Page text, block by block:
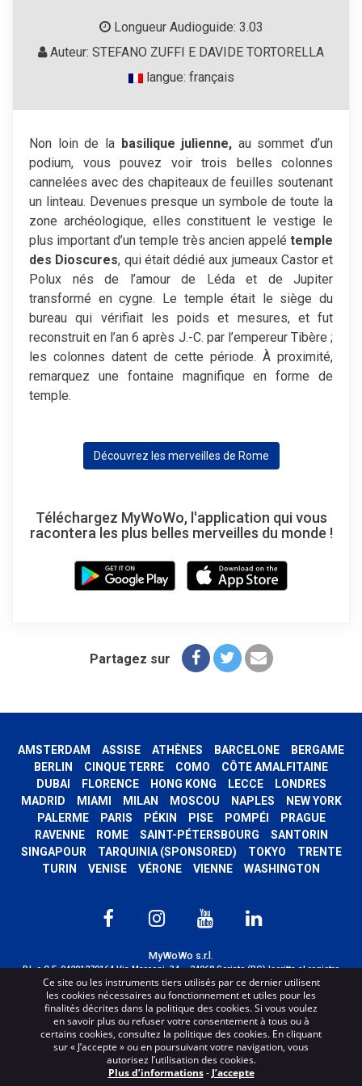
Longueur Audioguide: 3.03
Auteur: STEFANO ZUFFI E DAVIDE TORTORELLA
langue: français
Non loin de la basilique julienne, au sommet d’un
podium, vous pouvez voir trois belles colonnes
cannelées avec des chapiteaux de feuilles soutenant
un linteau. Devenues presque un symbole de toute la
zone archéologique, elles constituent le vestige le
plus important d’un temple très ancien appelé temple
des Dioscures, qui était dédié aux jumeaux Castor et
Polux nés de l’amour de Léda et de Jupiter
transformé en cygne. Le temple était le siège du
bureau qui vérifiait les poids et mesures, et fut
reconstruit en l’an 6 après J.-C. par l’empereur Tibère ;
les colonnes datent de cette période. À proximité,
remarquez une fontaine magnifique en forme de
temple.
Découvrez les merveilles de Rome
Téléchargez MyWoWo, l'application qui vous
racontera les plus belles merveilles du monde !
Partagez sur
AMSTERDAM ASSISE ATHÈNES BARCELONE
BERGAME
BERLIN
CINQUE TERRE COMO
CÔTE AMALFITAINE
DUBAI
FLORENCE HONG KONG LECCE
LONDRES
MADRID
MIAMI MILAN MOSCOU NAPLES
NEW YORK
PALERME
PARIS PÉKIN PISE POMPÉI
PRAGUE
RAVENNE
ROME SAINT-PÉTERSBOURG
SANTORIN
SINGAPOUR
TARQUINIA (SPONSORED) TOKYO
TRENTE
TURIN
VENISE VÉRONE VIENNE WASHINGTON
MyWoWo s.r.l.
P.I. e C.F. 04201270164 Via Marconi, 34 – 24068 Seriate (BG) Iscritta al registro
delle imprese di Bergamo con n° iscrizione 443941 – Cap.Soc. € 100.000,00 i.v.
TERMS AND CONDITIONS-CREDITS
Ce site ou les instruments tiers utilisés par ce dernier utilisent
les cookies nécessaires au fonctionnement et utiles pour les
finalités décrites dans la politique des cookies. Si vous voulez
en savoir plus ou refuser votre consentement à tous ou à
certains cookies, consultez la politique des cookies. En cliquant
sur « J’accepte » ou en poursuivant votre navigation, vous
autorisez l’utilisation des cookies.
Plus d’informations- J’accepte